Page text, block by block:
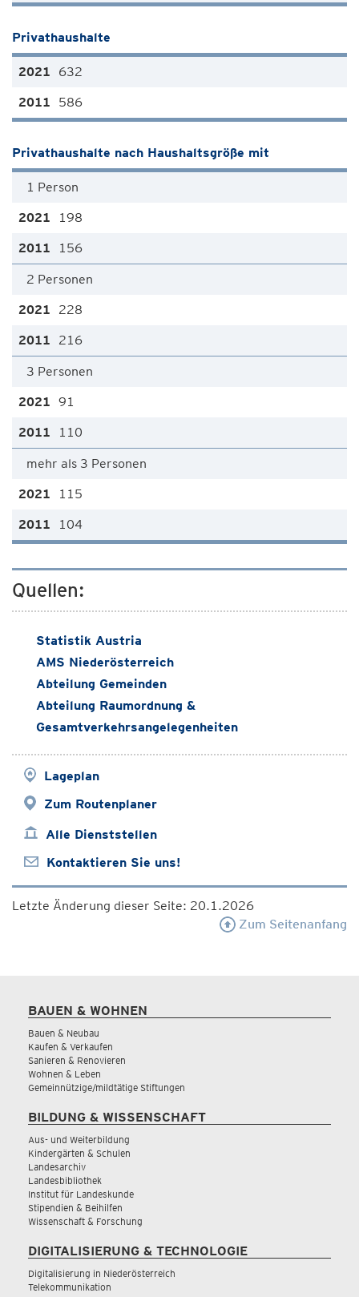
Privathaushalte
632
586
Privathaushalte nach Haushaltsgröße mit
1 Person
198
156
2 Personen
228
216
3 Personen
91
110
mehr als 3 Personen
115
104
Quellen:
Statistik Austria
AMS Niederösterreich
Abteilung Gemeinden
Abteilung Raumordnung &
Gesamtverkehrsangelegenheiten
Lageplan
Zum Routenplaner
Alle Dienststellen
Kontaktieren Sie uns!
Letzte Änderung dieser Seite: 20.1.2026
Zum Seitenanfang
BAUEN & WOHNEN
Bauen & Neubau
Kaufen & Verkaufen
Sanieren & Renovieren
Wohnen & Leben
Gemeinnützige/mildtätige Stiftungen
BILDUNG & WISSENSCHAFT
Aus- und Weiterbildung
Kindergärten & Schulen
Landesarchiv
Landesbibliothek
Institut für Landeskunde
Stipendien & Beihilfen
Wissenschaft & Forschung
DIGITALISIERUNG & TECHNOLOGIE
Digitalisierung in Niederösterreich
Telekommunikation